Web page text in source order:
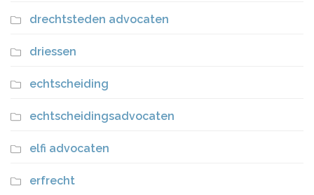
drechtsteden advocaten
driessen
echtscheiding
echtscheidingsadvocaten
elfi advocaten
erfrecht